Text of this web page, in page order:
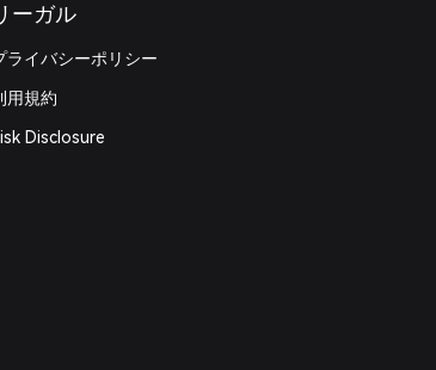
ーガル
ライバシーポリシー
用規約
Disclosure